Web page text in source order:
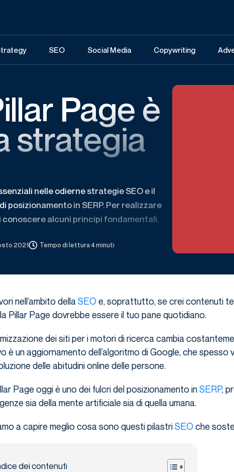
SEO Social Media Copywriting
Page è
strategia
nelle odierne strategie SEO e il
posizionamento in SERP. Per realizzare
alcuni principi fondamentali.
2021 Tempo di lettura 4 minuti
nell’ambito della SEO e, soprattutto, se crei contenuti
Pillar Page dovrebbe essere il tuo pane quotidiano.
dei siti per i motori di ricerca cambia
è un aggiornamento dell’algoritmo di Google, che spesso
delle abitudini online delle persone.
Page oggi è uno dei fulcri del posizionamento inSERP,
sia della mente artificiale sia di quella umana.
a capire meglio cosa sono questi pilastriSEO che
dei contenuti